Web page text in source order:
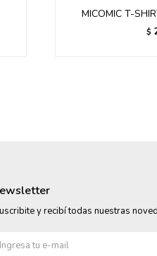
MICOMIC T-
$
y recibí todas nuestras